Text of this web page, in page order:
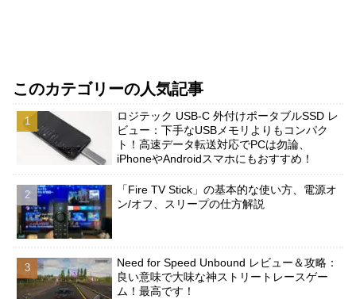
このカテゴリーの人気記事
ロジテック USB-C 外付けポータブルSSD レ
ビュー：下手なUSBメモリよりもコンパク
ト！高速データ転送対応でPCは勿論、
iPhoneやAndroidスマホにもおすすめ！
「Fire TV Stick」の基本的な使い方、電源オ
ン/オフ、スリープの仕方解説
Need for Speed Unbound レビュー＆攻略：
良い意味で大味な神ストリートレースゲー
ム！最高です！